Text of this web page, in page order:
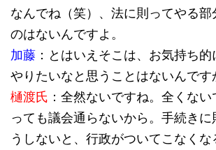
なんでね（笑）、法に則ってやる部
のはないんですよ。
加藤 ：とはいえそこは、お気持ち
やりたいなと思うことはないんです
樋渡氏 ：全然ないですね。全くな
っても議会通らないから。手続き
うしないと、行政がついてこなく